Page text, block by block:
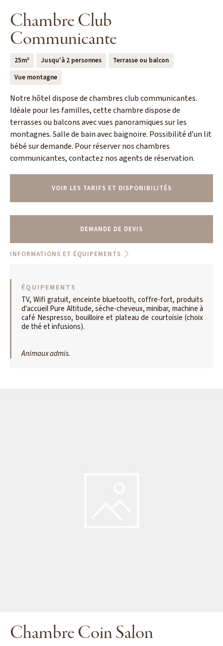
Chambre Club
Communicante
25m² Jusqu'à 2 personnes
Terrasse ou balcon
Vue montagne
Notre hôtel dispose de chambres club communicantes.
Idéale pour les familles, cette chambre dispose de
terrasses ou balcons avec vues panoramiques sur les
montagnes. Salle de bain avec baignoire. Possibilité d’un lit
bébé sur demande. Pour réserver nos chambres
communicantes, contactez nos agents de réservation.
VOIR LES TARIFS ET DISPONIBILITÉS
DEMANDE DE DEVIS
INFORMATIONS ET ÉQUIPEMENTS
ÉQUIPEMENTS
TV, Wifi gratuit, enceinte bluetooth, coffre-fort, produits
d'accueil Pure Altitude, sèche-cheveux, minibar, machine à
café Nespresso, bouilloire et plateau de courtoisie (choix
de thé et infusions).
Animaux admis.
Chambre Coin Salon